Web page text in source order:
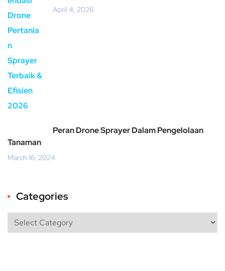
April 4, 2026
Peran Drone Sprayer Dalam Pengelolaan
Tanaman
March 16, 2024
Categories